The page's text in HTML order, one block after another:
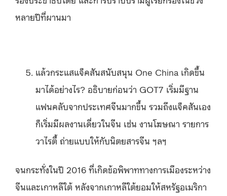
หลายปีที่ผานมา
แล้วกระแสแจ็คสันสนับสนุน One China เกิดขึ้น
มาได้อย่างไร? อธิบายก่อนว่า GOT7 เริ่มมีฐาน
แฟนคลับจากประเทศจีนมากขึ้น รวมถึงแจ็คสันเอง
ก็เริ่มมีผลงานเดี่ยวในจีน เช่น งานโฆษณา รายการ
วาไรตี้ ถ่ายแบบให้กับนิตยสารจีน ฯลฯ
จนกระทั่งในปี 2016 ที่เกิดข้อพิพาททางการเมืองระหว่าง
จีนและเกาหลีใต้ หลังจากเกาหลีใต้ยอมให้สหรัฐอเมริกา